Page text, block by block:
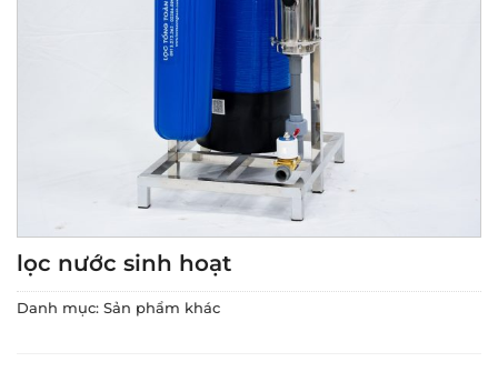
lọc nước sinh hoạt
Danh mục: Sản phẩm khác